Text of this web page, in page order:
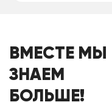
ВМЕСТЕ МЫ
ЗНАЕМ
БОЛЬШЕ!